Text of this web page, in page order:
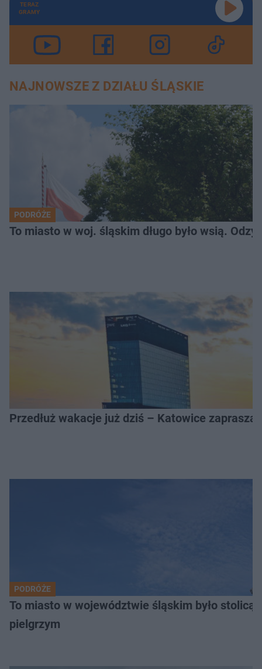
TERAZ
GRAMY
NAJNOWSZE Z DZIAŁU ŚLĄSKIE
PODRÓŻE
To miasto w woj. śląskim długo było wsią.
Przedłuż wakacje już dziś – Katowice
PODRÓŻE
To miasto w województwie śląskim było
pielgrzym